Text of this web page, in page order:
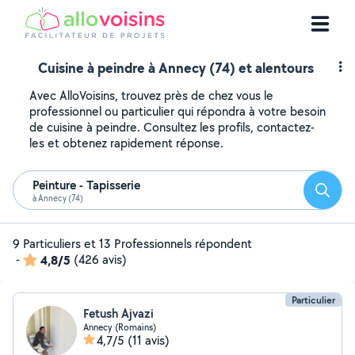
Cuisine à peindre à Annecy (74) et alentours
Avec AlloVoisins, trouvez près de chez vous le
professionnel ou particulier qui répondra à votre besoin
de cuisine à peindre. Consultez les profils, contactez-
les et obtenez rapidement réponse.
Peinture - Tapisserie
à Annecy (74)
9 Particuliers et 13 Professionnels répondent
-
4,8/5 (426 avis)
Particulier
Fetush Ajvazi
Annecy (Romains)
4,7/5 (11 avis)